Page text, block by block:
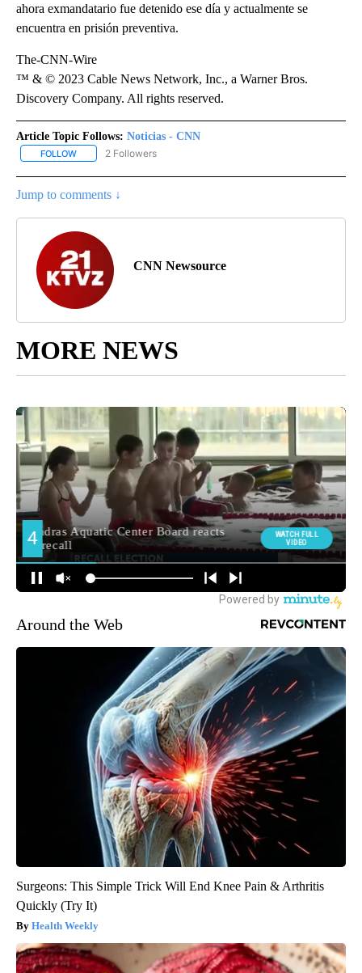
ahora exmandatario fue detenido ese día y actualmente se
encuentra en prisión preventiva.
The-CNN-Wire
™ & © 2023 Cable News Network, Inc., a Warner Bros.
Discovery Company. All rights reserved.
Article Topic Follows: Noticias - CNN
FOLLOW FOLLOW "NOTICIAS - CNN" TO RECEIVE NOTIFICATIONS ABOUT
2 Followers
Jump to comments ↓
CNN Newsource
MORE NEWS
Around the Web
Surgeons: This Simple Trick Will End Knee Pain & Arthritis
Quickly (Try It)
Health Weekly